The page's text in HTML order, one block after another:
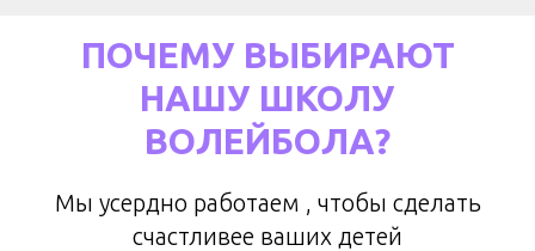
ПОЧЕМУ ВЫБИРАЮТ
НАШУ ШКОЛУ
ВОЛЕЙБОЛА?
Мы усердно работаем , чтобы сделать
счастливее ваших детей